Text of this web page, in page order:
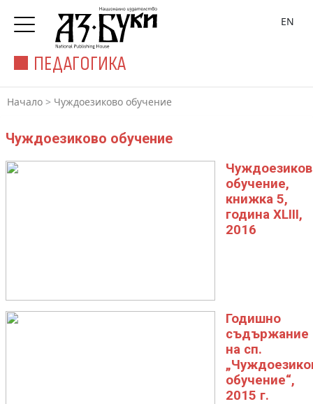
ПЕДАГОГИКА
EN
Начало > Чуждоезиково обучение
Чуждоезиково обучение
обучение,
книжка 5,
година XLIII,
2016
Годишно
съдържание
на сп.
обучение“,
2015 г.